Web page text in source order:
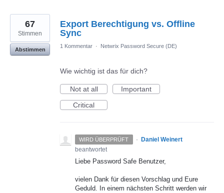
Export Berechtigung vs. Offline
Sync
67
Stimmen
Abstimmen
1 Kommentar · Netwrix Password Secure (DE)
Wie wichtig ist das für dich?
Not at all
Important
Critical
WIRD ÜBERPRÜFT ·
Daniel Weinert
beantwortet
Liebe Password Safe Benutzer,
vielen Dank für diesen Vorschlag und Eure
Geduld. In einem nächsten Schritt werden wir